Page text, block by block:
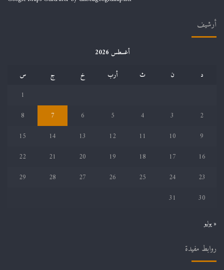
أرشيف
أغسطس 2026
د
ن ث أرب خ ج
س
1
2
3
4
5
6
7
8
9
10
11
12
13
14
15
16
17
18
19
20
21
22
23
24
25
26
27
28
29
30
31
« يوليو
روابط مفيدة